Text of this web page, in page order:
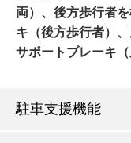
両）、後方歩行者
キ（後方歩行者）
サポートブレーキ
駐車支援機能